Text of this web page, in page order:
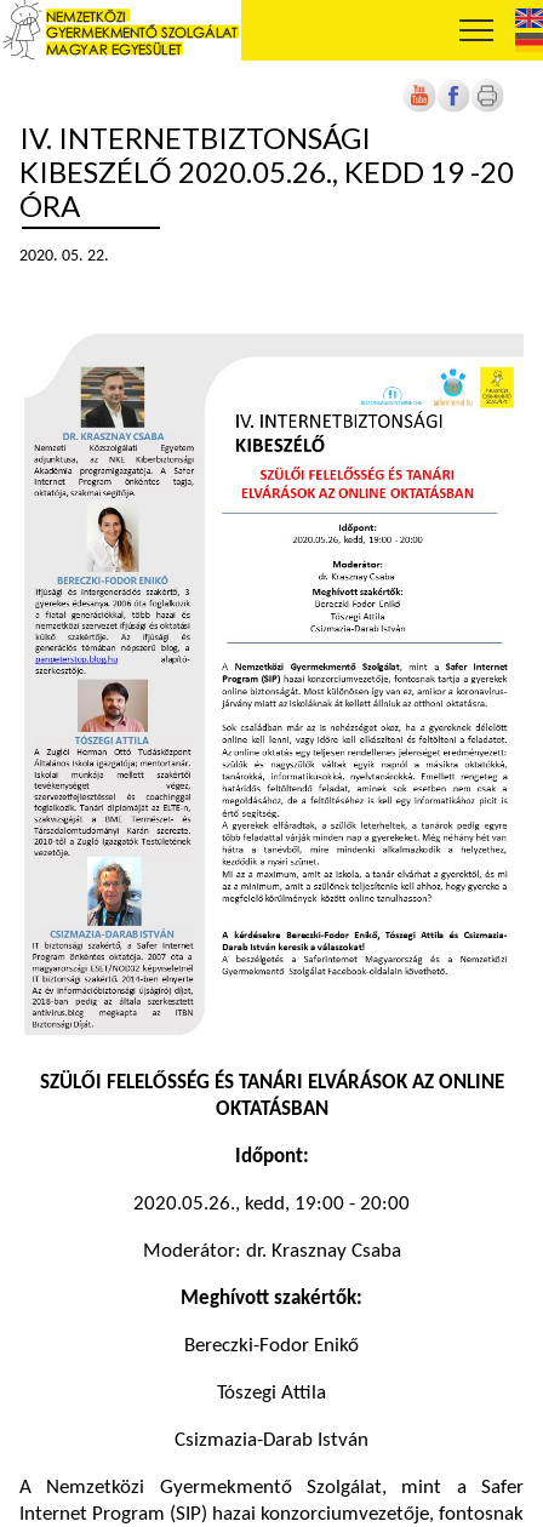
IV. INTERNETBIZTONSÁGI
KIBESZÉLŐ 2020.05.26., KEDD 19 -20
ÓRA
2020. 05. 22.
SZÜLŐI FELELŐSSÉG ÉS TANÁRI ELVÁRÁSOK AZ ONLINE
OKTATÁSBAN
Időpont:
2020.05.26., kedd, 19:00 - 20:00
Moderátor: dr. Krasznay Csaba
Meghívott szakértők:
Bereczki-Fodor Enikő
Tószegi Attila
Csizmazia-Darab István
A Nemzetközi Gyermekmentő Szolgálat, mint a Safer
Internet Program (SIP) hazai konzorciumvezetője, fontosnak